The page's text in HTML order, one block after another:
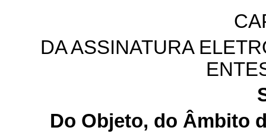
DA ASSINATURA
Do Objeto, do Âmbito